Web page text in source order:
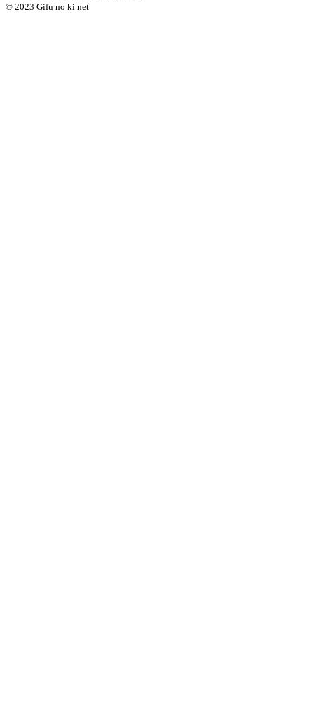
© 2023 Gifu no ki net